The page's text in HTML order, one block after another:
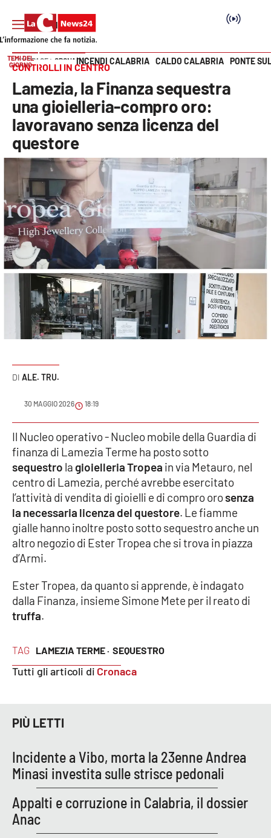
SEZIONI
Cronaca
Politica
Attualità
Economia e lavoro
Italia Mondo
Sanità
Sport
Cultura
Podcast
Meteo
Editoriali
VIDEO
Ambiente
Cronaca
Economia e Lavoro
Sanità
Sport
RUBRICHE
Good Morning Vietnam
Parchi Marini Calabria
Vai
TEMI DEL
GIORNO
INCENDI CALABRIA CALDO CALABRIA PONTE
HOME PAGE CRONACA
CONTROLLI IN CENTRO
Lamezia, la Finanza sequestra
una gioielleria-compro oro:
lavoravano senza licenza del
questore
ALE. TRU.
30 MAGGIO 2026 18:19
TAG LAMEZIA TERME · SEQUESTRO
Tutti gli articoli di Cronaca
Il Nucleo operativo - Nucleo mobile della Guardia di
finanza di Lamezia Terme ha posto sotto
sequestro la gioielleria Tropea in via Metauro, nel
centro di Lamezia, perché avrebbe esercitato
l’attività di vendita di gioielli e di compro orosenza
la necessaria licenza del questore. Le fiamme
gialle hanno inoltre posto sotto sequestro anche un
altro negozio di Ester Tropea che si trova in piazza
d’Armi.
Ester Tropea, da quanto si apprende, è indagato
dalla Finanza, insieme Simone Mete per il reato di
truffa.
PIÙ LETTI
Incidente a Vibo, morta la 23enne Andrea
Minasi investita sulle strisce pedonali
Appalti e corruzione in Calabria, il dossier
Anac